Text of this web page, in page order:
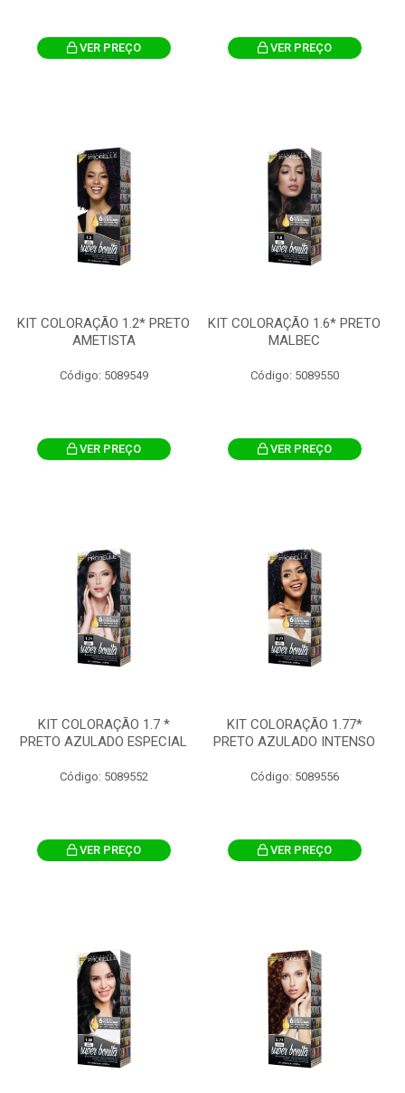
VER PREÇO VER PREÇO
KIT COLORAÇÃO 1.2* PRETO
AMETISTA
Código: 5089549
VER PREÇO
KIT COLORAÇÃO 1.6* PRETO
MALBEC
Código: 5089550
VER PREÇO
KIT COLORAÇÃO 1.7 *
PRETO AZULADO ESPECIAL
Código: 5089552
VER PREÇO
KIT COLORAÇÃO 1.77*
PRETO AZULADO INTENSO
Código: 5089556
VER PREÇO